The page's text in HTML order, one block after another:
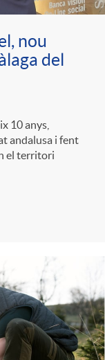
nou
del
10 anys,
andalusa i fent
el territori